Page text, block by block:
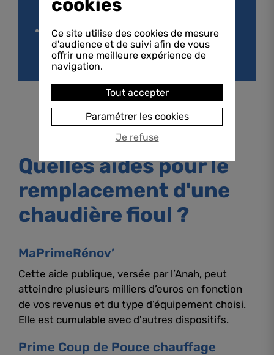
unités intérieures.
Éligibilité à certaines aides:
notamment la TVA réduite à 5,5 % sous
conditions.
Quelles aides pour le
remplacement d'une
chaudière fioul ?
MaPrimeRénov’
Cette aide publique, versée par l’Anah, peut
atteindre plusieurs milliers d’euros en fonction
de vos revenus et du type d’équipement choisi.
Elle est cumulable avec d'autres dispositifs.
Prime Coup de Pouce chauffage
cookies
Ce site utilise des cookies de mesure
d'audience et de suivi afin de vous
offrir une meilleure expérience de
navigation.
Tout accepter
Paramétrer les cookies
Je refuse